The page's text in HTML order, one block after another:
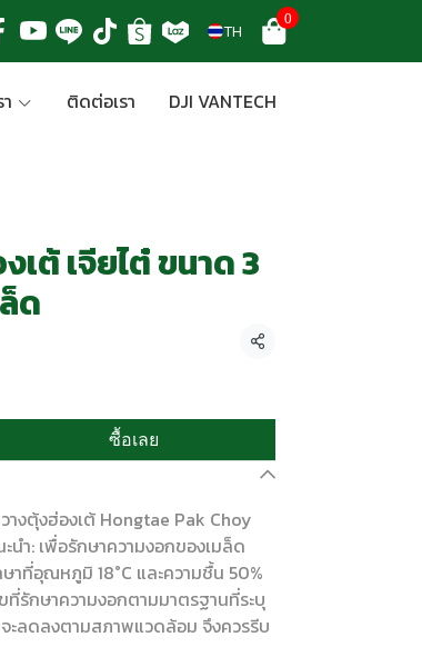
TH
0
ติดต่อเรา DJI VANTECH
ต้ เจียไต๋ ขนาด 3
ด
แชร์
ซื้อเลย
งตุ้งฮ่องเต้ Hongtae Pak Choy
นำ: เพื่อรักษาความงอกของเมล็ด
าที่อุณหภูมิ 18°C และความชื้น 50%
ที่รักษาความงอกตามมาตรฐานที่ระบุ
ะลดลงตามสภาพแวดล้อม จึงควรรีบ